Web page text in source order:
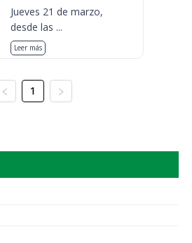
Jueves 21 de marzo,
desde las ...
Leer más
1